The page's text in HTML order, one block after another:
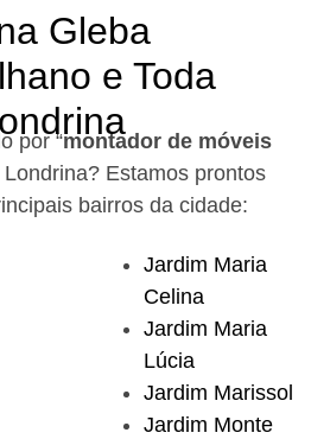
Gleba
e Toda
por “montador de móveis
Londrina? Estamos prontos
bairros da cidade:
Jardim Maria
Celina
Jardim Maria
Lúcia
Jardim Marissol
Jardim Monte